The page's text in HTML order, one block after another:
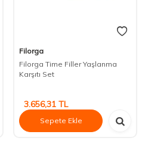
Filorga
Filorga Time Filler Yaşlanma
Karşıtı Set
3.656,31 TL
Sepete Ekle